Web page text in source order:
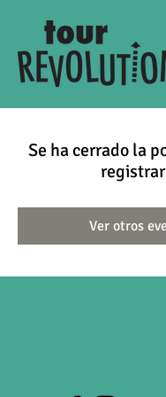
Se ha cerrado la
Ver otros